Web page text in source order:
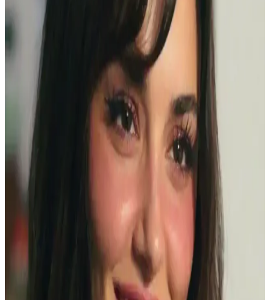
Göz makyajı, gece şıklığını artıran temel detaydır. Koyu renkler,
parlak detaylar ve doğru tekniklerle etkileyici ve kalıcı bir görünüm
Dolgun ve Çekici Kirpikler İçin Maskara Seçimi ve
Kullanım Teknikleri
Doğru maskara seçimi ve kullanımıyla kirpikleriniz daha dolgun,
uzun ve kıvrık görünür. İçerik ve tekniklere dikkat ederek
makyajınıza canlılık katın.
Göz Makyajında Takma Kirpik Kullanımı ve
Alternatif Yöntemler Üzerine Detaylı İnceleme
Takma kirpikler göz makyajında etkileyici görünüm sağlar ancak
zorunlu değildir. Doğal kirpikler, kirpik kıvırıcılar, maskaralar ve
manyetik kirpikler gibi alternatifler makyajda özgünlük ve konfor
Gece İçin Büyüleyici Göz Makyajı Trendleri ve
Teknikleri Hakkında Kapsamlı Rehber
Gece makyajında etkileyici gözler için teknikler, ürünler ve güncel
trendler detaylı şekilde anlatılıyor. Koyu tonlar ve doğru
uygulamalarla gözlerinizi ön plana çıkarın.